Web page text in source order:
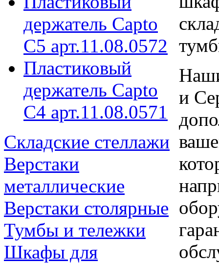
держатель Capto
C5 арт.11.08.0572
Пластиковый
держатель Capto
C4 арт.11.08.0571
Складские стеллажи
Верстаки
металлические
Верстаки столярные
Тумбы и тележки
Шкафы для
и